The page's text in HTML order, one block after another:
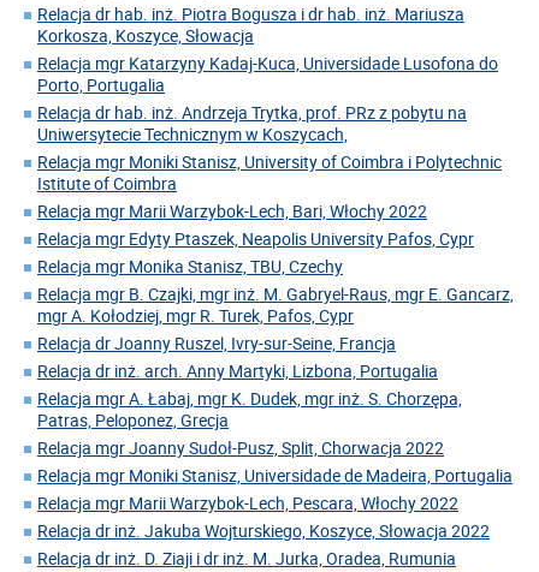
Relacja dr hab. inż. Piotra Bogusza i dr hab. inż. Mariusza
Korkosza, Koszyce, Słowacja
Relacja mgr Katarzyny Kadaj-Kuca, Universidade Lusofona do
Porto, Portugalia
Relacja dr hab. inż. Andrzeja Trytka, prof. PRz z pobytu na
Uniwersytecie Technicznym w Koszycach,
Relacja mgr Moniki Stanisz, University of Coimbra i Polytechnic
Istitute of Coimbra
Relacja mgr Marii Warzybok-Lech, Bari, Włochy 2022
Relacja mgr Edyty Ptaszek, Neapolis University Pafos, Cypr
Relacja mgr Monika Stanisz, TBU, Czechy
Relacja mgr B. Czajki, mgr inż. M. Gabryel-Raus, mgr E. Gancarz,
mgr A. Kołodziej, mgr R. Turek, Pafos, Cypr
Relacja dr Joanny Ruszel, Ivry-sur-Seine, Francja
Relacja dr inż. arch. Anny Martyki, Lizbona, Portugalia
Relacja mgr A. Łabaj, mgr K. Dudek, mgr inż. S. Chorzępa,
Patras, Peloponez, Grecja
Relacja mgr Joanny Sudoł-Pusz, Split, Chorwacja 2022
Relacja mgr Moniki Stanisz, Universidade de Madeira, Portugalia
Relacja mgr Marii Warzybok-Lech, Pescara, Włochy 2022
Relacja dr inż. Jakuba Wojturskiego, Koszyce, Słowacja 2022
Relacja dr inż. D. Ziaji i dr inż. M. Jurka, Oradea, Rumunia